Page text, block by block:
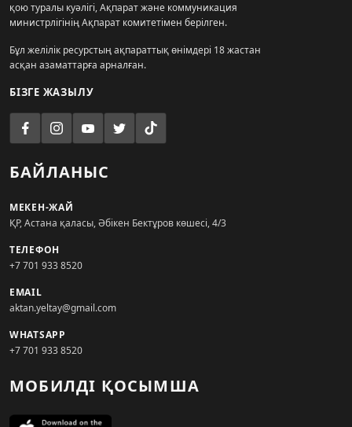
қою туралы куәлігі, Ақпарат және коммуникация
министрлігінің Ақпарат комитетімен берілген.
Бұл желілік ресурстың ақпараттық өнімдері 18 жастан
асқан азаматтарға арналған.
БІЗГЕ ЖАЗЫЛУ
БАЙЛАНЫС
МЕКЕН-ЖАЙ
ҚР, Астана қаласы, Әбікен Бектұров көшесі, 4/3
ТЕЛЕФОН
+7 701 933 8520
EMAIL
aktan.yeltay@gmail.com
WHATSAPP
+7 701 933 8520
МОБИЛДІ ҚОСЫМША